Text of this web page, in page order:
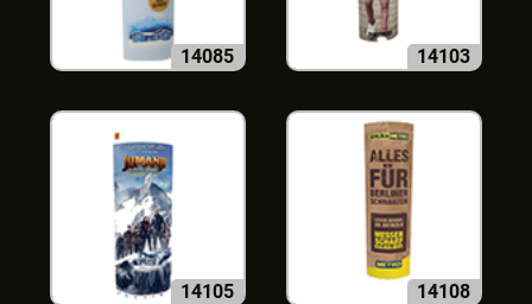
14085 14103
14105 14108